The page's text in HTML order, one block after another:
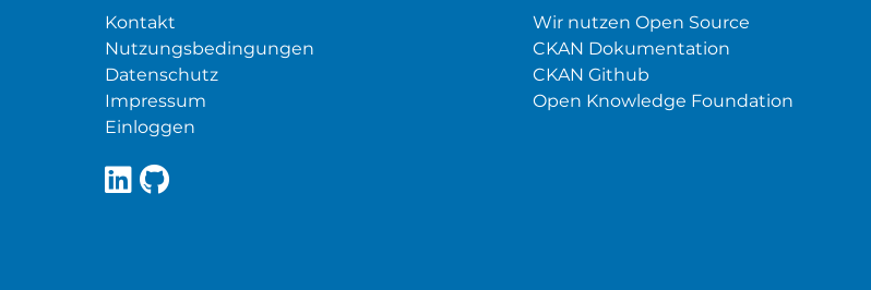
Kontakt
Nutzungsbedingungen
Datenschutz
Impressum
Einloggen
Wir nutzen Open Source
CKAN Dokumentation
CKAN Github
Open Knowledge Foundation